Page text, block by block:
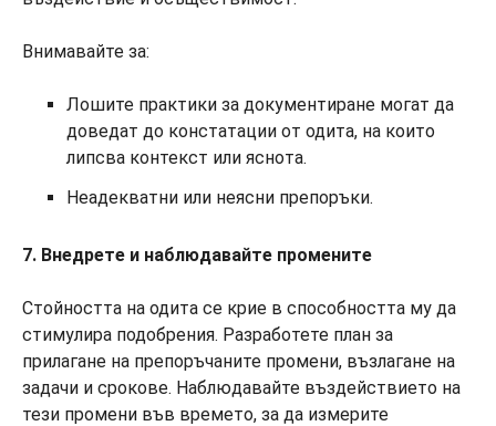
Внимавайте за:
Лошите практики за документиране могат да
доведат до констатации от одита, на които
липсва контекст или яснота.
Неадекватни или неясни препоръки.
7. Внедрете и наблюдавайте промените
Стойността на одита се крие в способността му да
стимулира подобрения. Разработете план за
прилагане на препоръчаните промени, възлагане на
задачи и срокове. Наблюдавайте въздействието на
тези промени във времето, за да измерите